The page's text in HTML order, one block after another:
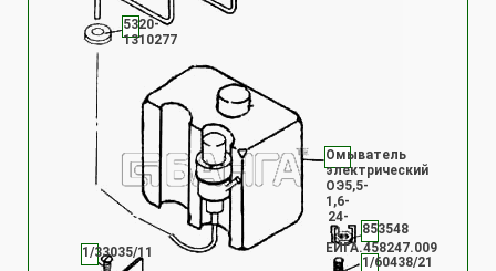
5320-
1310277
853548
1/60438/21
1/33035/11
Омыватель
электрический
ОЭ5,5-
1,6-
24-
1
ЕИГА.458247.009